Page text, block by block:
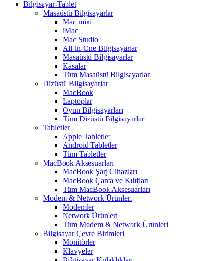
Bilgisayar-Tablet
Masaüstü Bilgisayarlar
Mac mini
iMac
Mac Studio
All-in-One Bilgisayarlar
Masaüstü Bilgisayarlar
Kasalar
Tüm Masaüstü Bilgisayarlar
Dizüstü Bilgisayarlar
MacBook
Laptoplar
Oyun Bilgisayarları
Tüm Dizüstü Bilgisayarlar
Tabletler
Apple Tabletler
Android Tabletler
Tüm Tabletler
MacBook Aksesuarları
MacBook Şarj Cihazları
MacBook Çanta ve Kılıfları
Tüm MacBook Aksesuarları
Modem & Network Ürünleri
Modemler
Network Ürünleri
Tüm Modem & Network Ürünleri
Bilgisayar Çevre Birimleri
Monitörler
Klavyeler